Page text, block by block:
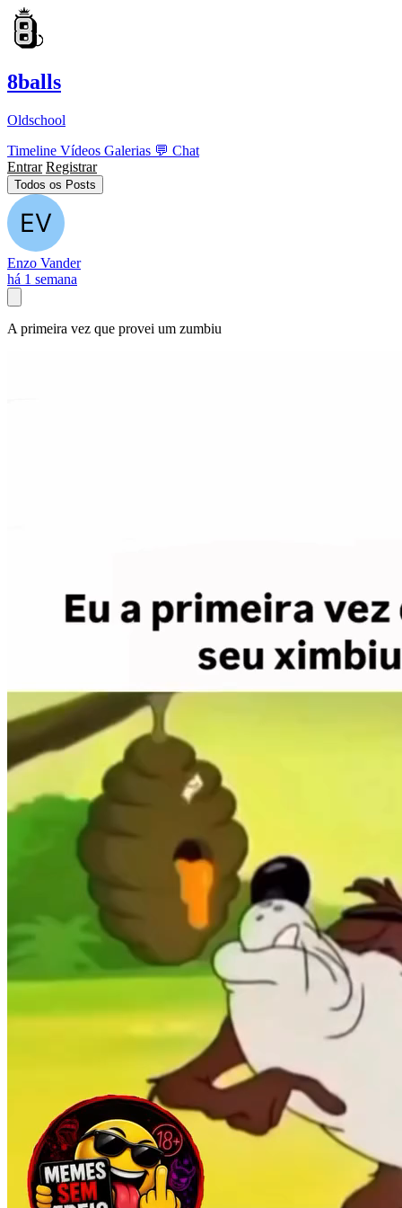
8balls
Oldschool
Timeline Vídeos Galerias 💬 Chat
Entrar Registrar
Todos os Posts
Enzo Vander
há 1 semana
A primeira vez que provei um zumbiu